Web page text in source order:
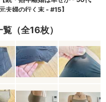
（全16枚）